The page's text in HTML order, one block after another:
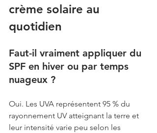
crème solaire au
quotidien
Faut-il vraiment appliquer du
SPF en hiver ou par temps
nuageux ?
Oui. Les UVA représentent 95 % du
rayonnement UV atteignant la terre et
leur intensité varie peu selon les